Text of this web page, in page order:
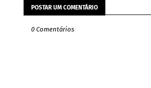
POSTAR UM COMENTÁRIO
0 Comentários